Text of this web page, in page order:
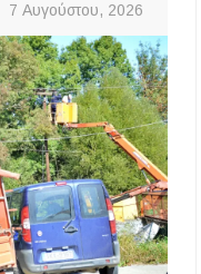
7 Αυγούστου, 2026